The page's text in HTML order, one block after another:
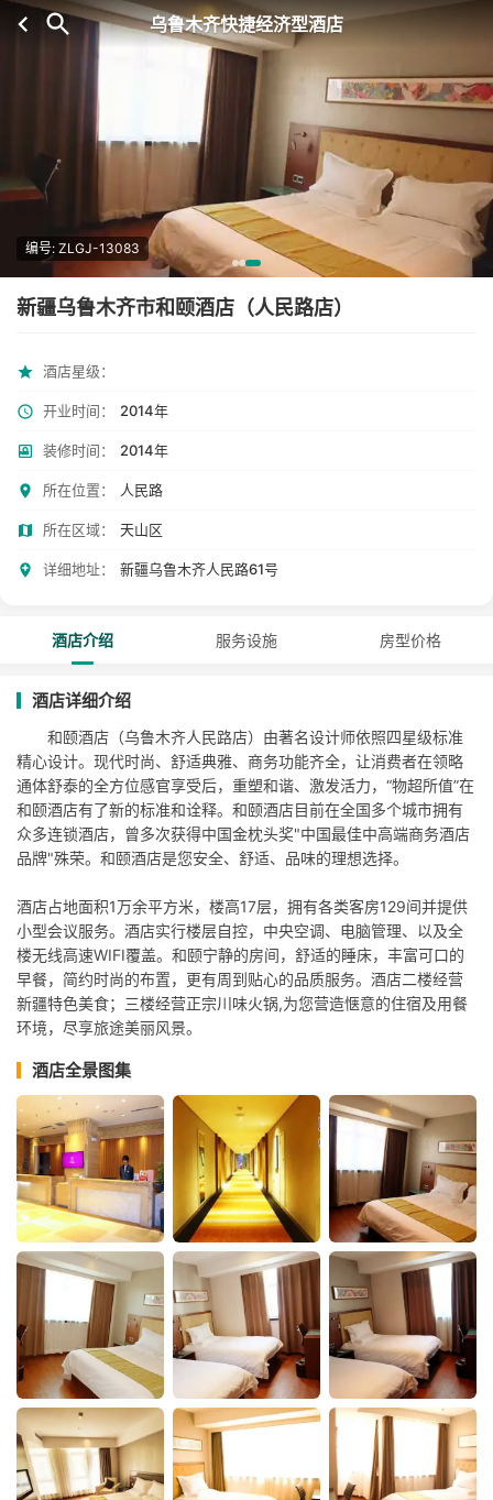
乌鲁木齐快捷经济型酒店
编号: ZLGJ-13083
新疆乌鲁木齐市和颐酒店（人民路店）
酒店星级：
开业时间： 2014年
装修时间： 2014年
所在位置： 人民路
所在区域： 天山区
详细地址： 新疆乌鲁木齐人民路61号
酒店介绍 服务设施 房型价格
酒店详细介绍
和颐酒店（乌鲁木齐人民路店）由著名设计师依照四星级标准
精心设计。现代时尚、舒适典雅、商务功能齐全，让消费者在领略
通体舒泰的全方位感官享受后，重塑和谐、激发活力，“物超所值”在
和颐酒店有了新的标准和诠释。和颐酒店目前在全国多个城市拥有
众多连锁酒店，曾多次获得中国金枕头奖"中国最佳中高端商务酒店
品牌"殊荣。和颐酒店是您安全、舒适、品味的理想选择。
酒店占地面积1万余平方米，楼高17层，拥有各类客房129间并提供
小型会议服务。酒店实行楼层自控，中央空调、电脑管理、以及全
楼无线高速WIFI覆盖。和颐宁静的房间，舒适的睡床，丰富可口的
早餐，简约时尚的布置，更有周到贴心的品质服务。酒店二楼经营
新疆特色美食；三楼经营正宗川味火锅,为您营造惬意的住宿及用餐
环境，尽享旅途美丽风景。
酒店全景图集